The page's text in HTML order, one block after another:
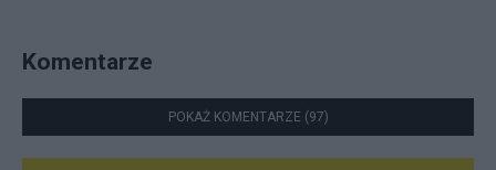
Komentarze
POKAŻ KOMENTARZE (97)